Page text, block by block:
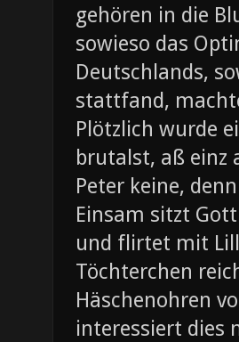
gehören in die
sowieso das
Deutschlands,
stattfand,
Plötzlich wurde
brutalst, aß einz
Peter keine,
Einsam sitzt
und flirtet mit
Töchterchen
Häschenohren
interessiert dies